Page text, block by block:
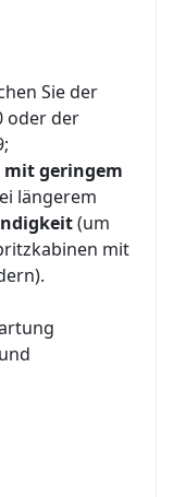
Sie der
oder der
mit geringem
längerem
(um
mit